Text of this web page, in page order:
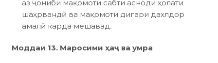
аз ҷониби мақомоти сабти асноди ҳолати
шаҳрвандӣ ва мақомоти дигари дахлдор
амалӣ карда мешавад.
Моддаи 13. Маросими ҳаҷ ва умра